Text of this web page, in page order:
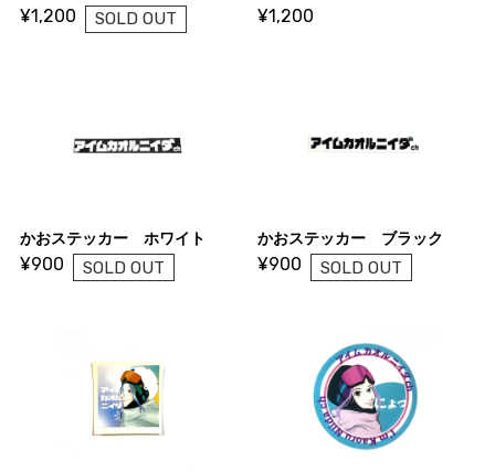
¥1,200 SOLD OUT ¥1,200
かおステッカー ホワイト
¥900 SOLD OUT
かおステッカー ブラック
¥900 SOLD OUT